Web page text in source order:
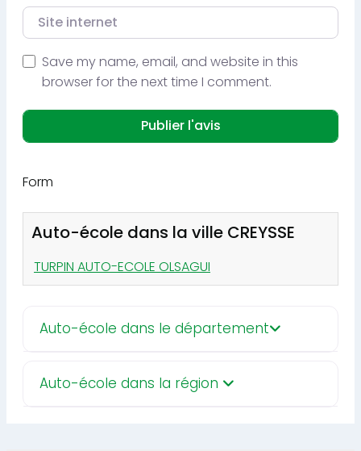
Site internet
Save my name, email, and website in this
browser for the next time I comment.
Form
Auto-école dans la ville CREYSSE
TURPIN AUTO-ECOLE OLSAGUI
Auto-école dans le département
Auto-école dans la région